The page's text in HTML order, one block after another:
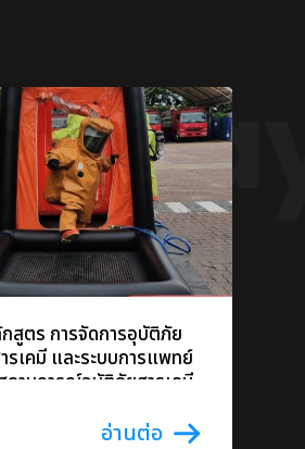
สูตร การจัดการอุบัติภัย
รเคมี และระบบการแพทย์
ถานการณ์อุบัติภัยสารเคมี